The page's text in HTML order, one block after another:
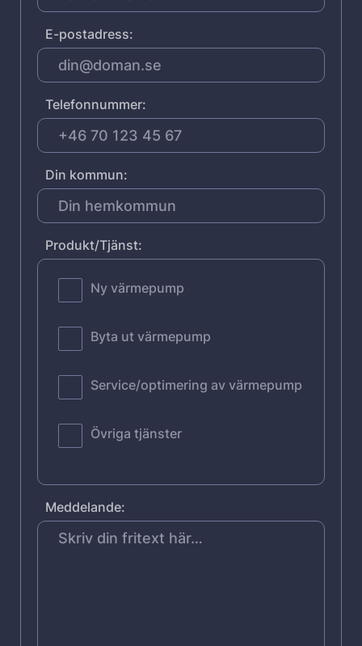
E-postadress:
Telefonnummer:
Din kommun:
Produkt/Tjänst:
Ny värmepump
Byta ut värmepump
Service/optimering av värmepump
Övriga tjänster
Meddelande: